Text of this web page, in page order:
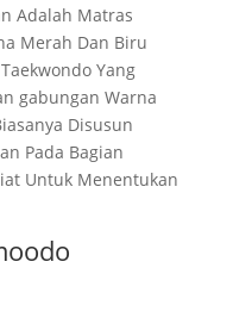
Adalah Matras
Merah Dan Biru
Yang
gabungan Warna
Disusun
Pada Bagian
Untuk Menentukan